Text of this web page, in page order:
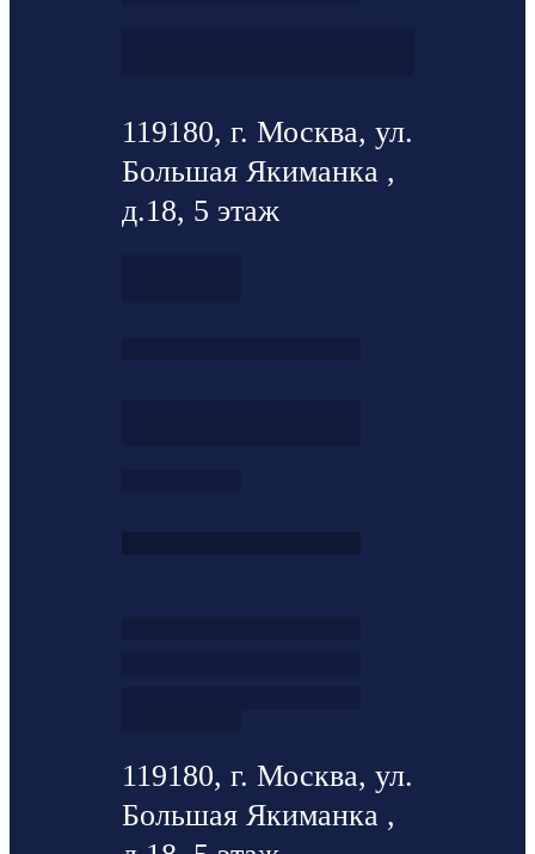
119180, г. Москва, ул.
Большая Якиманка ,
д.18, 5 этаж
119180, г. Москва, ул.
Большая Якиманка ,